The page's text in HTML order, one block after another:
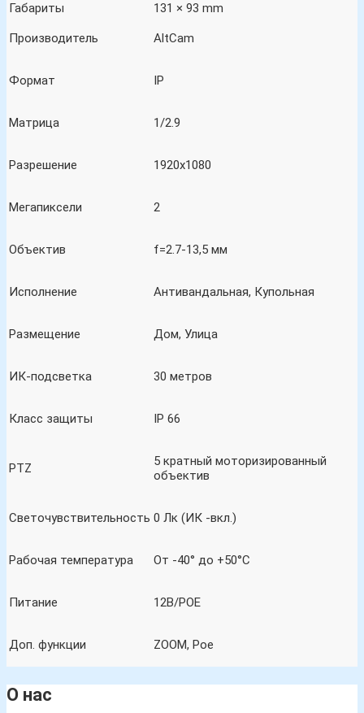
Габариты
131 × 93 mm
Производитель AltCam
Формат IP
Матрица 1/2.9
Разрешение 1920х1080
Мегапиксели 2
Объектив f=2.7-13,5 мм
Исполнение Антивандальная, Купольная
Размещение Дом, Улица
ИК-подсветка 30 метров
Класс защиты IP 66
PTZ
5 кратный моторизированный
объектив
Светочувствительность 0 Лк (ИК -вкл.)
Рабочая температура От -40° до +50°C
Питание 12В/POE
Доп. функции ZOOM, Рое
О нас